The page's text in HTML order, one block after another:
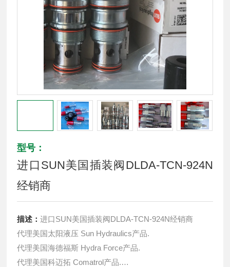
型号：
进口SUN美国插装阀DLDA-TCN-924N
经销商
描述：进口SUN美国插装阀DLDA-TCN-924N经销商
代理美国太阳液压 Sun Hydraulics产品.
代理美国海德福斯 Hydra Force产品.
代理美国科迈拓 Comatrol产品.